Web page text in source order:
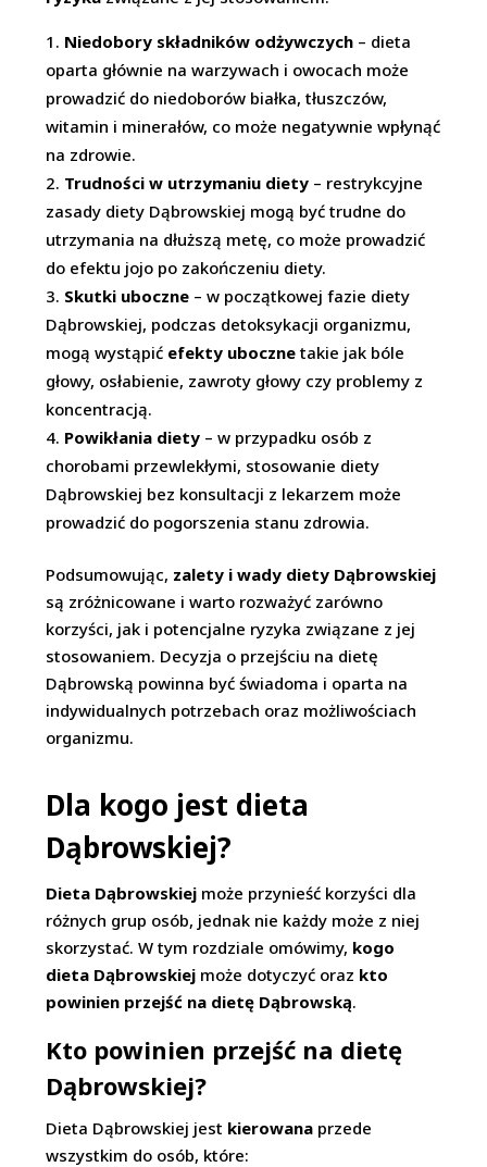
Niedobory składników odżywczych – dieta
oparta głównie na warzywach i owocach może
prowadzić do niedoborów białka, tłuszczów,
witamin i minerałów, co może negatywnie wpłynąć
na zdrowie.
Trudności w utrzymaniu diety – restrykcyjne
zasady diety Dąbrowskiej mogą być trudne do
utrzymania na dłuższą metę, co może prowadzić
do efektu jojo po zakończeniu diety.
Skutki uboczne – w początkowej fazie diety
Dąbrowskiej, podczas detoksykacji organizmu,
mogą wystąpić efekty uboczne takie jak bóle
głowy, osłabienie, zawroty głowy czy problemy z
koncentracją.
Powikłania diety – w przypadku osób z
chorobami przewlekłymi, stosowanie diety
Dąbrowskiej bez konsultacji z lekarzem może
prowadzić do pogorszenia stanu zdrowia.
Podsumowując, zalety i wady diety Dąbrowskiej
są zróżnicowane i warto rozważyć zarówno
korzyści, jak i potencjalne ryzyka związane z jej
stosowaniem. Decyzja o przejściu na dietę
Dąbrowską powinna być świadoma i oparta na
indywidualnych potrzebach oraz możliwościach
organizmu.
Dla kogo jest dieta
Dąbrowskiej?
Dieta Dąbrowskiej może przynieść korzyści dla
różnych grup osób, jednak nie każdy może z niej
skorzystać. W tym rozdziale omówimy, kogo
dieta Dąbrowskiej może dotyczyć oraz kto
powinien przejść na dietę Dąbrowską.
Kto powinien przejść na dietę
Dąbrowskiej?
Dieta Dąbrowskiej jest kierowana przede
wszystkim do osób, które: